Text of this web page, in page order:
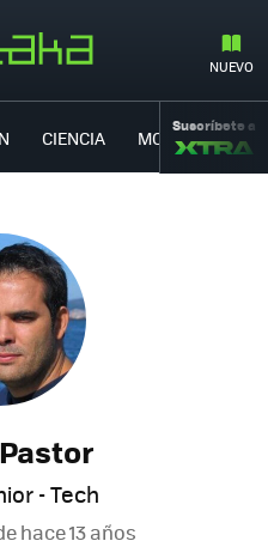
NUEVO
CIENCIA MOVILIDAD
Suscríbete a
- Tech
hace 13 años